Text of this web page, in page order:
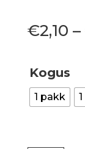
€2,10 –
Kogus
1 pakk